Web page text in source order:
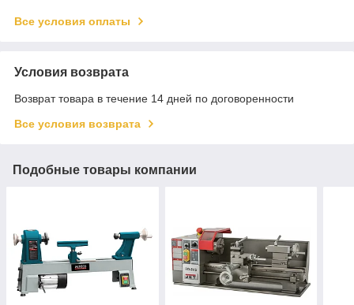
Все условия оплаты
Условия возврата
Возврат товара в течение 14 дней по договоренности
Все условия возврата
Подобные товары компании